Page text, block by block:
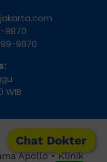
Chat Dokter
9870